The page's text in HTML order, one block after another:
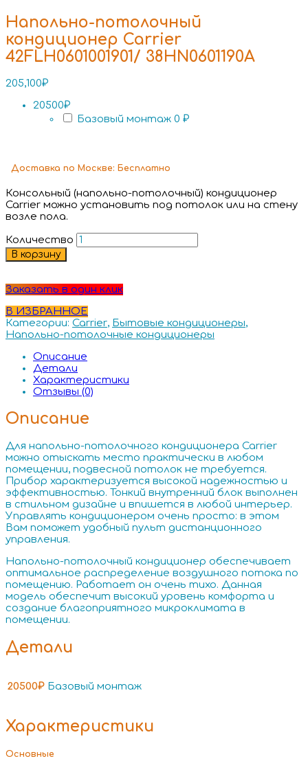
Напольно-потолочный
кондиционер Carrier
42FLH0601001901/ 38HN0601190A
205,100₽
20500₽
Базовый монтаж 0 ₽
Доставка по Москве: Бесплатно
Консольный (напольно-потолочный) кондиционер
Carrier можно установить под потолок или на стену
возле пола.
Количество
В корзину
Заказать в один клик
В ИЗБРАННОЕ
Категории: Carrier, Бытовые кондиционеры,
Напольно-потолочные кондиционеры
Описание
Детали
Характеристики
Отзывы (0)
Описание
Для напольно-потолочного кондиционера Carrier
можно отыскать место практически в любом
помещении, подвесной потолок не требуется.
Прибор характеризуется высокой надежностью и
эффективностью. Тонкий внутренний блок выполнен
в стильном дизайне и впишется в любой интерьер.
Управлять кондиционером очень просто: в этом
Вам поможет удобный пульт дистанционного
управления.
Напольно-потолочный кондиционер обеспечивает
оптимальное распределение воздушного потока по
помещению. Работает он очень тихо. Данная
модель обеспечит высокий уровень комфорта и
создание благоприятного микроклимата в
помещении.
Детали
20500₽ Базовый монтаж
Характеристики
Основные